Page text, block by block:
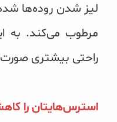
لیز شدن روده‌ها
مرطوب می‌کند. به
راحتی بیشتری
استرس‌هایتان را